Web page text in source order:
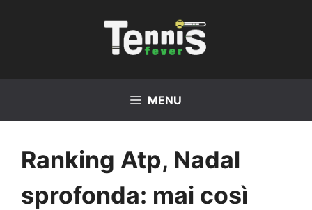
MENU
Ranking Atp, Nadal
sprofonda: mai così